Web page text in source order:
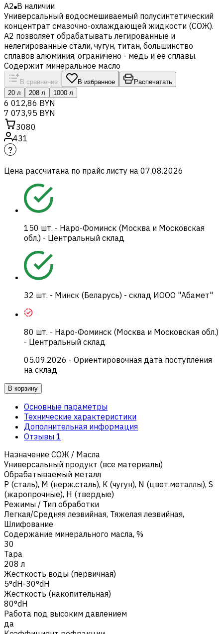
A2 В наличии
Универсальный водосмешиваемый полусинтетический
концентрат смазочно-охлаждающей жидкости (СОЖ).
A2 позволяет обрабатывать легированные и
нелегированные стали, чугун, титан, большинство
сплавов алюминия, ограничено - медь и ее сплавы.
Содержит минеральное масло
В сравнение В избранное
Распечатать
20 л
208 л 1000 л
6 012,86 BYN
7 073,95 BYN
3080
431
Цена рассчитана по прайс листу на 07.08.2026
150 шт. - Наро-Фоминск (Москва и Московская
обл.) - Центральный склад
32 шт. - Минск (Беларусь) - склад ИООО "Абамет"
80 шт. - Наро-Фоминск (Москва и Московская обл.)
- Центральный склад
05.09.2026 - Ориентировочная дата поступления
на склад
В корзину
Основные параметры
Технические характеристики
Дополнительная информация
Отзывы 1
Назначение СОЖ / Масла
Универсальный продукт (все материалы)
Обрабатываемый металл
Р (сталь), M (нерж.сталь), K (чугун), N (цвет.металлы), S
(жаропрочные), H (твердые)
Режимы / Тип обработки
Легкая/Средняя лезвийная, Тяжелая лезвийная,
Шлифование
Содержание минерального масла, %
30
Тара
208 л
Жесткость воды (первичная)
5°dH-30°dH
Жесткость (накопительная)
80°dH
Работа под высоким давлением
да